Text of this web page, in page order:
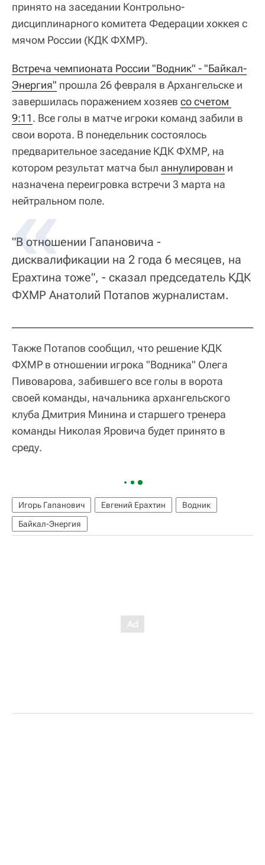
принято на заседании Контрольно-
дисциплинарного комитета Федерации хоккея с
мячом России (КДК ФХМР).
Встреча чемпионата России "Водник" - "Байкал-
Энергия" прошла 26 февраля в Архангельске и
завершилась поражением хозяев со счетом
9:11. Все голы в матче игроки команд забили в
свои ворота. В понедельник состоялось
предварительное заседание КДК ФХМР, на
котором результат матча был аннулирован и
назначена переигровка встречи 3 марта на
нейтральном поле.
"В отношении Гапановича -
дисквалификации на 2 года 6 месяцев, на
Ерахтина тоже", - сказал председатель КДК
ФХМР Анатолий Потапов журналистам.
Также Потапов сообщил, что решение КДК
ФХМР в отношении игрока "Водника" Олега
Пивоварова, забившего все голы в ворота
своей команды, начальника архангельского
клуба Дмитрия Минина и старшего тренера
команды Николая Яровича будет принято в
среду.
Игорь Гапанович Евгений Ерахтин
Водник
Байкал-Энергия